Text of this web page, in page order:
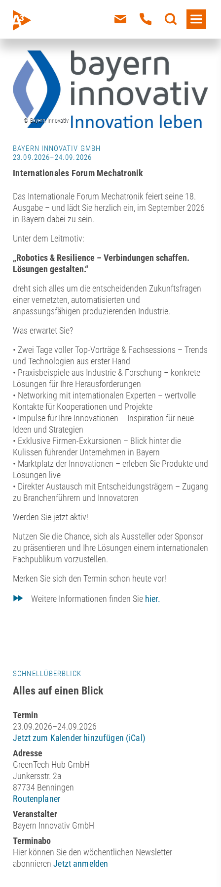
BAYERN INNOVATIV GMBH
23.09.2026–24.09.2026
Internationales Forum Mechatronik
Das Internationale Forum Mechatronik feiert seine 18.
Ausgabe – und lädt Sie herzlich ein, im September 2026
in Bayern dabei zu sein.
Unter dem Leitmotiv:
„Robotics & Resilience – Verbindungen schaffen.
Lösungen gestalten.“
dreht sich alles um die entscheidenden Zukunftsfragen
einer vernetzten, automatisierten und
anpassungsfähigen produzierenden Industrie.
Was erwartet Sie?
• Zwei Tage voller Top-Vorträge & Fachsessions – Trends
und Technologien aus erster Hand
• Praxisbeispiele aus Industrie & Forschung – konkrete
Lösungen für Ihre Herausforderungen
• Networking mit internationalen Experten – wertvolle
Kontakte für Kooperationen und Projekte
• Impulse für Ihre Innovationen – Inspiration für neue
Ideen und Strategien
• Exklusive Firmen-Exkursionen – Blick hinter die
Kulissen führender Unternehmen in Bayern
• Marktplatz der Innovationen – erleben Sie Produkte und
Lösungen live
• Direkter Austausch mit Entscheidungsträgern – Zugang
zu Branchenführern und Innovatoren
Werden Sie jetzt aktiv!
Nutzen Sie die Chance, sich als Aussteller oder Sponsor
zu präsentieren und Ihre Lösungen einem internationalen
Fachpublikum vorzustellen.
Merken Sie sich den Termin schon heute vor!
Weitere Informationen finden Sie hier.
SCHNELLÜBERBLICK
Alles auf einen Blick
Termin
23.09.2026–24.09.2026
Jetzt zum Kalender hinzufügen (iCal)
Adresse
GreenTech Hub GmbH
Junkersstr. 2a
87734 Benningen
Routenplaner
Veranstalter
Bayern Innovativ GmbH
Terminabo
Hier können Sie den wöchentlichen Newsletter
abonnierenJetzt anmelden